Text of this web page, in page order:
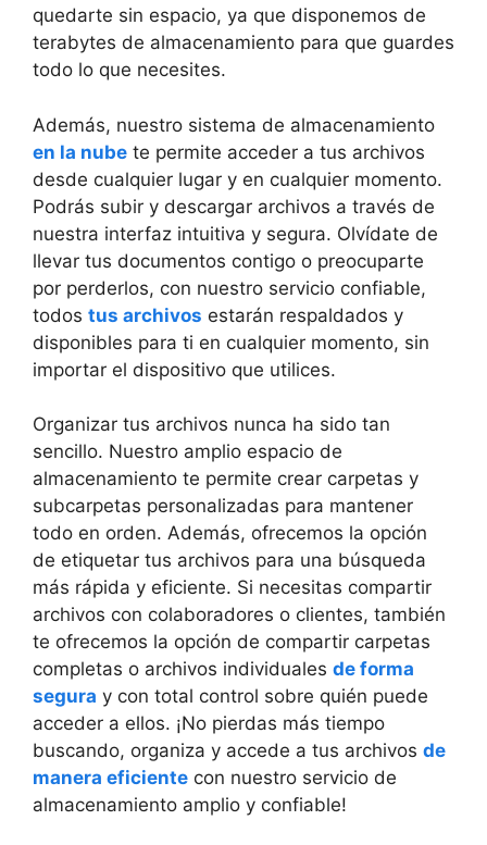
quedarte sin espacio, ya que disponemos de
⁤terabytes de almacenamiento para que guardes
todo lo⁢ que necesites.
Además, nuestro sistema de almacenamiento
en la nube te permite acceder ‍a ⁢tus archivos
desde cualquier lugar y en cualquier​ momento.
Podrás subir y descargar archivos a través de
nuestra interfaz intuitiva y segura. Olvídate de
llevar tus documentos contigo o preocuparte
por perderlos, con nuestro servicio confiable,
todos tus archivos estarán respaldados y
disponibles para ti en cualquier momento, sin
importar‍ el dispositivo que utilices.
Organizar tus archivos nunca ha sido tan
sencillo. Nuestro amplio espacio de
‍almacenamiento te permite crear carpetas ⁣y
subcarpetas personalizadas para mantener
todo en orden. Además, ofrecemos la opción
de etiquetar tus‍ archivos para una ⁢búsqueda
más‌ rápida y​ eficiente.‌ Si necesitas compartir
archivos con colaboradores o clientes, también
te ofrecemos la opción de compartir carpetas
completas o archivos individuales de forma
segura y con total control sobre quién puede
acceder a ‍ellos. ¡No pierdas más tiempo
buscando, organiza y accede a tus archivos de
manera eficiente con ‌nuestro servicio de
almacenamiento amplio‌ y confiable!